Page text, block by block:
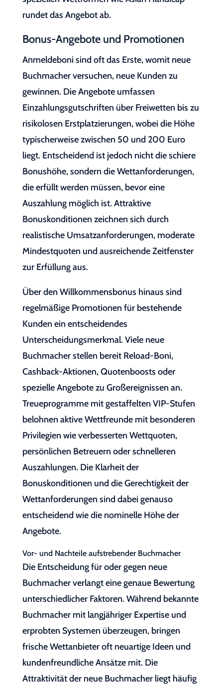
rundet das Angebot ab.
Bonus-Angebote und Promotionen
Anmeldeboni sind oft das Erste, womit neue
Buchmacher versuchen, neue Kunden zu
gewinnen. Die Angebote umfassen
Einzahlungsgutschriften über Freiwetten bis zu
risikolosen Erstplatzierungen, wobei die Höhe
typischerweise zwischen 50 und 200 Euro
liegt. Entscheidend ist jedoch nicht die schiere
Bonushöhe, sondern die Wettanforderungen,
die erfüllt werden müssen, bevor eine
Auszahlung möglich ist. Attraktive
Bonuskonditionen zeichnen sich durch
realistische Umsatzanforderungen, moderate
Mindestquoten und ausreichende Zeitfenster
zur Erfüllung aus.
Über den Willkommensbonus hinaus sind
regelmäßige Promotionen für bestehende
Kunden ein entscheidendes
Unterscheidungsmerkmal. Viele neue
Buchmacher stellen bereit Reload-Boni,
Cashback-Aktionen, Quotenboosts oder
spezielle Angebote zu Großereignissen an.
Treueprogramme mit gestaffelten VIP-Stufen
belohnen aktive Wettfreunde mit besonderen
Privilegien wie verbesserten Wettquoten,
persönlichen Betreuern oder schnelleren
Auszahlungen. Die Klarheit der
Bonuskonditionen und die Gerechtigkeit der
Wettanforderungen sind dabei genauso
entscheidend wie die nominelle Höhe der
Angebote.
Vor- und Nachteile aufstrebender Buchmacher
Die Entscheidung für oder gegen neue
Buchmacher verlangt eine genaue Bewertung
unterschiedlicher Faktoren. Während bekannte
Buchmacher mit langjähriger Expertise und
erprobten Systemen überzeugen, bringen
frische Wettanbieter oft neuartige Ideen und
kundenfreundliche Ansätze mit. Die
Attraktivität der neue Buchmacher liegt häufig